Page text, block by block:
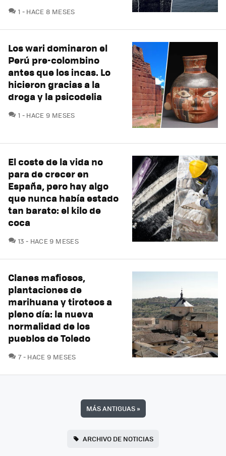
1 COMENTARIOS
HACE 8 MESES
Los wari dominaron el
Perú pre-colombino
antes que los incas. Lo
hicieron gracias a la
droga y la psicodelia
1 COMENTARIOS
HACE 9 MESES
El coste de la vida no
para de crecer en
España, pero hay algo
que nunca había estado
tan barato: el kilo de
coca
13 COMENTARIOS
HACE 9 MESES
Clanes mafiosos,
plantaciones de
marihuana y tiroteos a
pleno día: la nueva
normalidad de los
pueblos de Toledo
7COMENTARIOS
HACE 9 MESES
MÁS ANTIGUAS»
ARCHIVO DE NOTICIAS